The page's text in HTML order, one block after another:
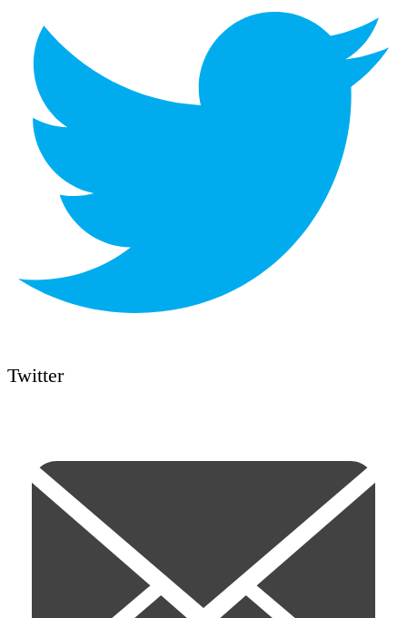
Twitter